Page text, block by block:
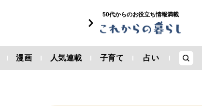
50代からのお役立ち情報満載
漫画 人気連載 子育て 占い